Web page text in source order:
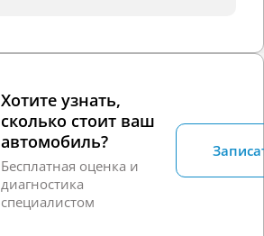
Хотите узнать,
сколько стоит ваш
автомобиль?
Бесплатная оценка и
диагностика
специалистом